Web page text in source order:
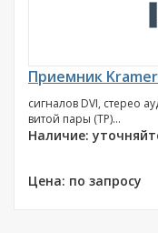
Приемник
сигналов DVI, стерео
витой пары (TP)...
Наличие:
Цена: по запросу